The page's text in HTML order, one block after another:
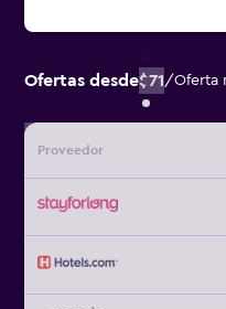
Ofertas desde$71/Oferta
Proveedor